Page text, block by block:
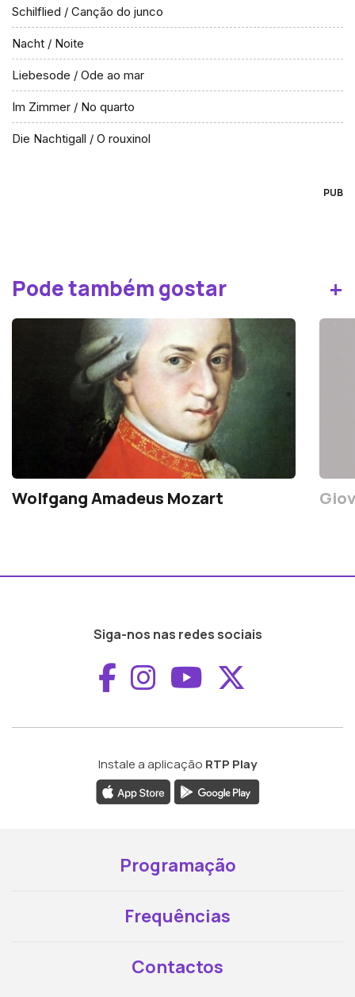
Schilflied / Canção do junco
Nacht / Noite
Liebesode / Ode ao mar
Im Zimmer / No quarto
Die Nachtigall / O rouxinol
PUB
Pode também gostar +
Wolfgang Amadeus Mozart
Siga-nos nas redes sociais
Aceder ao
Aceder ao
Aceder ao
Instale a aplicação RTP Play
Programação
Frequências
Contactos